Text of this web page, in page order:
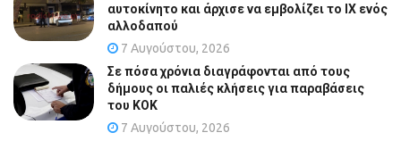
αυτοκίνητο και άρχισε να εμβολίζει το ΙΧ ενός
αλλοδαπού
7 Αυγούστου, 2026
Σε πόσα χρόνια διαγράφονται από τους
δήμους οι παλιές κλήσεις για παραβάσεις
του ΚΟΚ
7 Αυγούστου, 2026